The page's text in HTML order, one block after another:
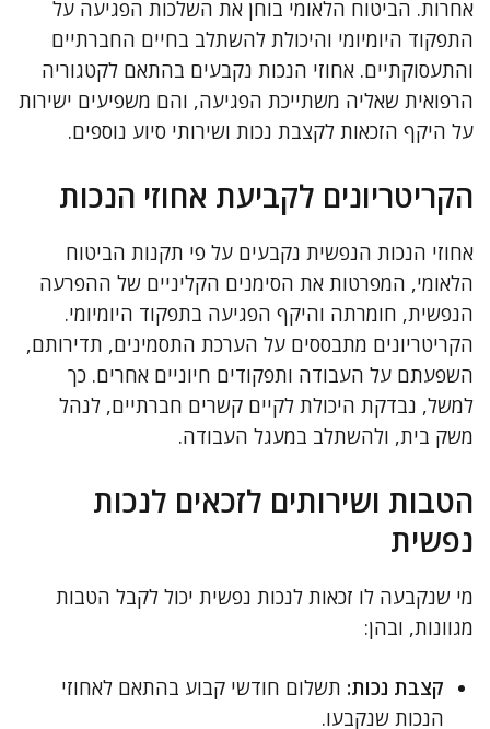
אחרות. הביטוח הלאומי בוחן את השלכות הפגיעה על
התפקוד היומיומי והיכולת להשתלב בחיים החברתיים
והתעסוקתיים. אחוזי הנכות נקבעים בהתאם לקטגוריה
הרפואית שאליה משתייכת הפגיעה, והם משפיעים ישירות
על היקף הזכאות לקצבת נכות ושירותי סיוע נוספים.
הקריטריונים לקביעת אחוזי הנכות
אחוזי הנכות הנפשית נקבעים על פי תקנות הביטוח
הלאומי, המפרטות את הסימנים הקליניים של ההפרעה
הנפשית, חומרתה והיקף הפגיעה בתפקוד היומיומי.
הקריטריונים מתבססים על הערכת התסמינים, תדירותם,
השפעתם על העבודה ותפקודים חיוניים אחרים. כך
למשל, נבדקת היכולת לקיים קשרים חברתיים, לנהל
משק בית, ולהשתלב במעגל העבודה.
הטבות ושירותים לזכאים לנכות
נפשית
מי שנקבעה לו זכאות לנכות נפשית יכול לקבל הטבות
מגוונות, ובהן:
קצבת נכות: תשלום חודשי קבוע בהתאם לאחוזי
הנכות שנקבעו.